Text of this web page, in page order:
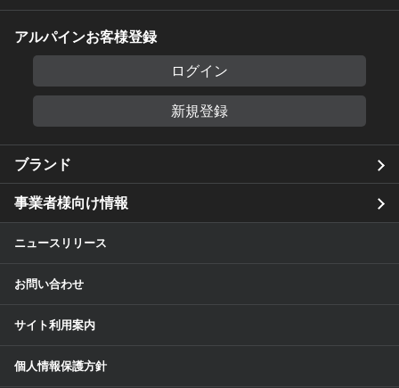
アルパインお客様登録
ログイン
新規登録
ブランド
事業者様向け情報
ニュースリリース
お問い合わせ
サイト利用案内
個人情報保護方針